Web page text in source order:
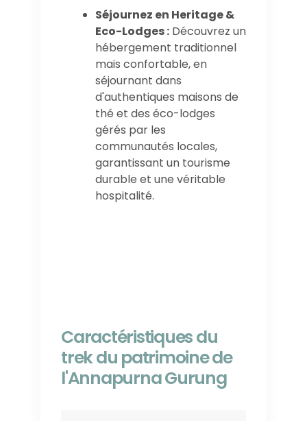
Séjournez en Heritage &
Eco-Lodges : Découvrez un
hébergement traditionnel
mais confortable, en
séjournant dans
d'authentiques maisons de
thé et des éco-lodges
gérés par les
communautés locales,
garantissant un tourisme
durable et une véritable
hospitalité.
Caractéristiques du
trek du patrimoine de
l'Annapurna Gurung